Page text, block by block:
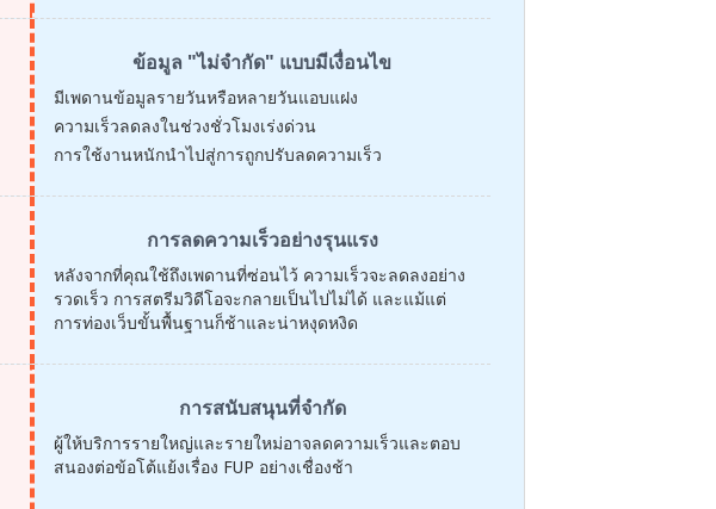
ข้อมูล "ไม่จำกัด" แบบมีเงื่อนไข
มีเพดานข้อมูลรายวันหรือหลายวันแอบแฝง
ความเร็วลดลงในช่วงชั่วโมงเร่งด่วน
การใช้งานหนักนำไปสู่การถูกปรับลดความเร็ว
การลดความเร็วอย่างรุนแรง
หลังจากที่คุณใช้ถึงเพดานที่ซ่อนไว้ ความเร็วจะลดลงอย่าง
รวดเร็ว การสตรีมวิดีโอจะกลายเป็นไปไม่ได้ และแม้แต่
การท่องเว็บขั้นพื้นฐานก็ช้าและน่าหงุดหงิด
การสนับสนุนที่จำกัด
ผู้ให้บริการรายใหญ่และรายใหม่อาจลดความเร็วและตอบ
สนองต่อข้อโต้แย้งเรื่อง FUP อย่างเชื่องช้า